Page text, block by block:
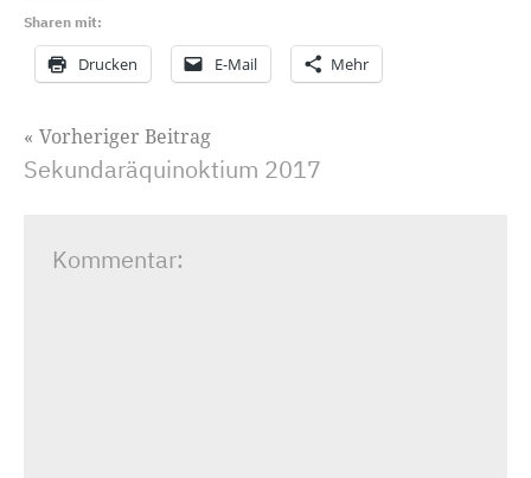
Sharen mit:
Drucken E-Mail Mehr
Beitragsnavigation
Vorheriger Beitrag
Sekundaräquinoktium 2017
Kommentar: